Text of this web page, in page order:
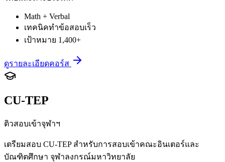
Math + Verbal
เทคนิคทำข้อสอบเร็ว
เป้าหมาย 1,400+
ดูรายละเอียดคอร์ส
CU-TEP
ติวสอบเข้าจุฬาฯ
เตรียมสอบ CU-TEP สำหรับการสอบเข้าคณะอินเตอร์และ
บัณฑิตศึกษา จุฬาลงกรณ์มหาวิทยาลัย